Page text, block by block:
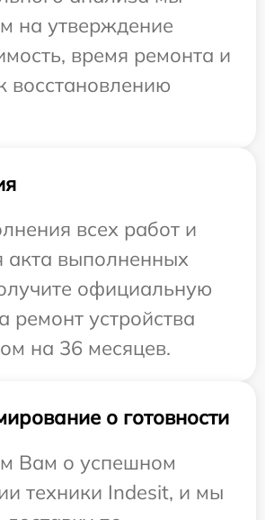
на утверждение
время ремонта и
восстановлению
всех работ и
акта выполненных
официальную
ремонт устройства
на 36 месяцев.
о готовности
Вам о успешном
техники Indesit, и мы